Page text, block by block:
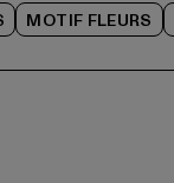
MOTIF FLEURS